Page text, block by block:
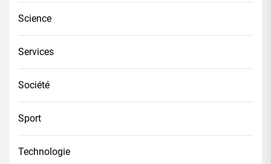
Science
Services
Société
Sport
Technologie